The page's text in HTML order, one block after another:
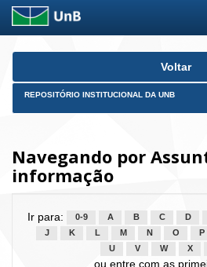
Skip
Voltar
REPOSITÓRIO INSTITUCIONAL DA UNB
Navegando por
informação
Ir para: 0-9 A B C D
J
K L M N O P
U
V W X
ou entre com as